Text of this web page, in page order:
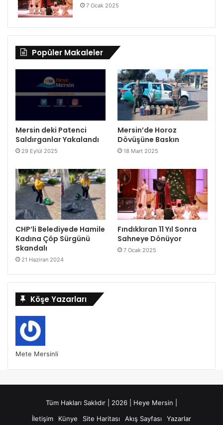
7 Ocak 2025
Popüler Makaleler
Mersin deki Patenci
Saldırganlar Yakalandı
29 Eylül 2025
Mersin’de Horoz
Dövüşüne Baskın
18 Mart 2025
CHP’li Belediyede Hamile
Kadına Çöp Sürgünü
Skandalı
21 Haziran 2024
Fındıkkıran 11 Yıl Sonra
Sahneye Dönüyor
7 Ocak 2025
Köşe Yazarları
Mete Mersinli
Tüm Hakları Saklıdır | 2026 | Heye Mersin |
İletişim
Künye Site Haritası Akış Sayfası Yazarlar